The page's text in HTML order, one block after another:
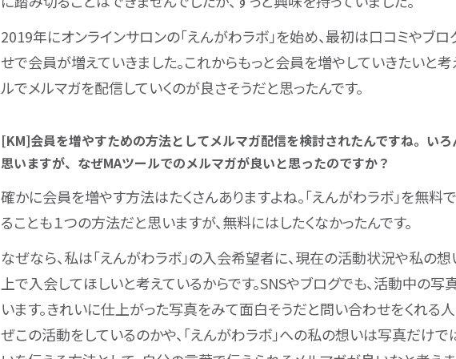
2019年にオンラインサロンの「えんがわラボ」を始め、最初は口コミやブ
せで会員が増えていきました。これからもっと会員を増やしていきたいと考
ルでメルマガを配信していくのが良さそうだと思ったんです。
[KM]会員を増やすための方法としてメルマガ配信を検討されたんですね。い
思いますが、なぜMAツールでのメルマガが良いと思ったのですか？
確かに会員を増やす方法はたくさんありますよね。「えんがわラボ」を無料
ることも１つの方法だと思いますが、無料にはしたくなかったんです。
なぜなら、私は「えんがわラボ」の入会希望者に、現在の活動状況や私の
上で入会してほしいと考えているからです。SNSやブログでも、活動中の
います。きれいに仕上がった写真をみて面白そうだと問い合わせをくれる
ぜこの活動をしているのかや、「えんがわラボ」への私の想いは写真だけで